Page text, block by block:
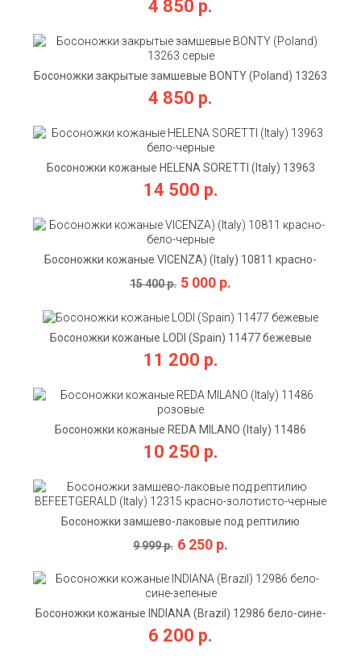
4 850 р.
Босоножки закрытые замшевые BONTY (Poland) 13263
серые
4 850 р.
Босоножки кожаные HELENA SORETTI (Italy) 13963
бело-черные
14 500 р.
Босоножки кожаные VICENZA) (Italy) 10811 красно-
15 400 р. 5 000 р.
Босоножки кожаные LODI (Spain) 11477 бежевые
11 200 р.
Босоножки кожаные REDA MILANO (Italy) 11486
розовые
10 250 р.
Босоножки замшево-лаковые под рептилию
BEFEETGERALD (Italy) 12315 красно-золотисто-черные
9 999 р. 6 250 р.
Босоножки кожаные INDIANA (Brazil) 12986 бело-сине-
зеленые
6 200 р.